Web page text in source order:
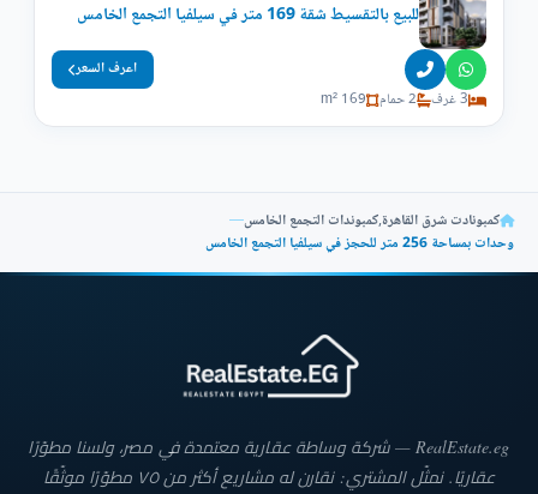
للبيع بالتقسيط شقة 169 متر في سيلفيا التجمع الخامس
3 غرف 2 حمام 169 m²
اعرف السعر
كمبونادت شرق القاهرة,كمبوندات التجمع الخامس—
وحدات بمساحة 256 متر للحجز في سيلفيا التجمع الخامس
RealEstate.eg — شركة وساطة عقارية معتمدة في مصر، ولسنا مطوّرًا
عقاريًا. نمثّل المشتري: نقارن له مشاريع أكثر من ٧٥ مطوّرًا موثّقًا